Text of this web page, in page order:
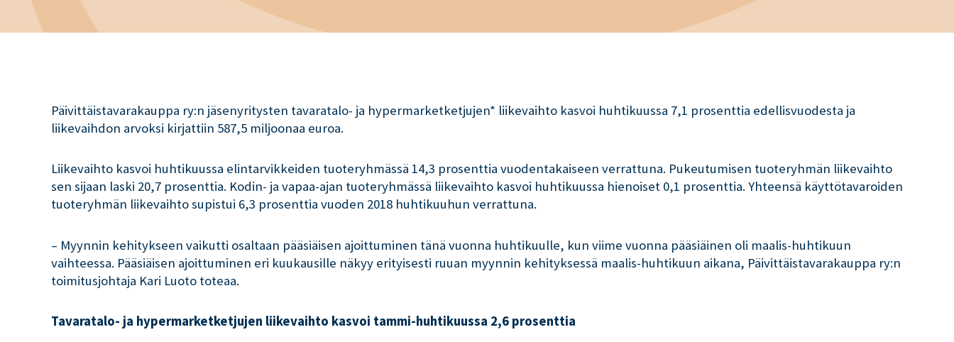
Päivittäistavarakauppa ry:n jäsenyritysten tavaratalo- ja hypermarketketjujen* liikevaihto kasvoi huhtikuussa 7,1 prosenttia edellisvuodesta ja
liikevaihdon arvoksi kirjattiin 587,5 miljoonaa euroa.
Liikevaihto kasvoi huhtikuussa elintarvikkeiden tuoteryhmässä 14,3 prosenttia vuodentakaiseen verrattuna. Pukeutumisen tuoteryhmän liikevaihto
sen sijaan laski 20,7 prosenttia. Kodin- ja vapaa-ajan tuoteryhmässä liikevaihto kasvoi huhtikuussa hienoiset 0,1 prosenttia. Yhteensä käyttötavaroiden
tuoteryhmän liikevaihto supistui 6,3 prosenttia vuoden 2018 huhtikuuhun verrattuna.
– Myynnin kehitykseen vaikutti osaltaan pääsiäisen ajoittuminen tänä vuonna huhtikuulle, kun viime vuonna pääsiäinen oli maalis-huhtikuun
vaihteessa. Pääsiäisen ajoittuminen eri kuukausille näkyy erityisesti ruuan myynnin kehityksessä maalis-huhtikuun aikana, Päivittäistavarakauppa ry:n
toimitusjohtaja Kari Luoto toteaa.
Tavaratalo- ja hypermarketketjujen liikevaihto kasvoi tammi-huhtikuussa 2,6 prosenttia